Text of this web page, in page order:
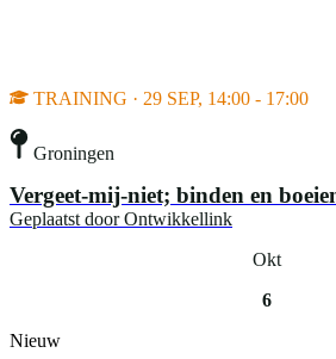
TRAINING · 29 SEP, 14:00 - 17:00
Groningen
Vergeet-mij-niet; binden en
Geplaatst door Ontwikkellink
Okt
6
Nieuw